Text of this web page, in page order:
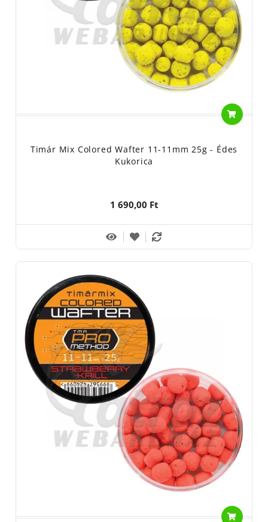
Timár Mix Colored Wafter 11-11mm 25g - Édes
Kukorica
1 690,00 Ft